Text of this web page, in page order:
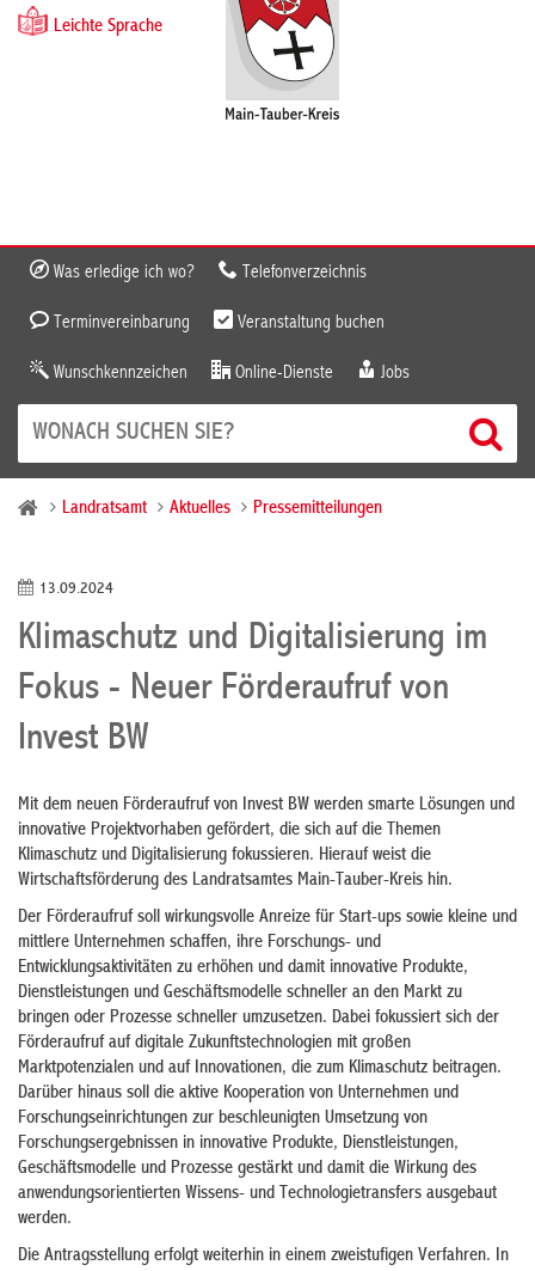
Leichte Sprache
Was erledige ich wo? Telefonverzeichnis
Terminvereinbarung Veranstaltung buchen
Wunschkennzeichen Online-Dienste Jobs
Landratsamt Aktuelles Pressemitteilungen
13.09.2024
Klimaschutz und Digitalisierung im
Fokus - Neuer Förderaufruf von
Invest BW
Mit dem neuen Förderaufruf von Invest BW werden smarte Lösungen und
innovative Projektvorhaben gefördert, die sich auf die Themen
Klimaschutz und Digitalisierung fokussieren. Hierauf weist die
Wirtschaftsförderung des Landratsamtes Main-Tauber-Kreis hin.
Der Förderaufruf soll wirkungsvolle Anreize für Start-ups sowie kleine und
mittlere Unternehmen schaffen, ihre Forschungs- und
Entwicklungsaktivitäten zu erhöhen und damit innovative Produkte,
Dienstleistungen und Geschäftsmodelle schneller an den Markt zu
bringen oder Prozesse schneller umzusetzen. Dabei fokussiert sich der
Förderaufruf auf digitale Zukunftstechnologien mit großen
Marktpotenzialen und auf Innovationen, die zum Klimaschutz beitragen.
Darüber hinaus soll die aktive Kooperation von Unternehmen und
Forschungseinrichtungen zur beschleunigten Umsetzung von
Forschungsergebnissen in innovative Produkte, Dienstleistungen,
Geschäftsmodelle und Prozesse gestärkt und damit die Wirkung des
anwendungsorientierten Wissens- und Technologietransfers ausgebaut
werden.
Die Antragsstellung erfolgt weiterhin in einem zweistufigen Verfahren. In